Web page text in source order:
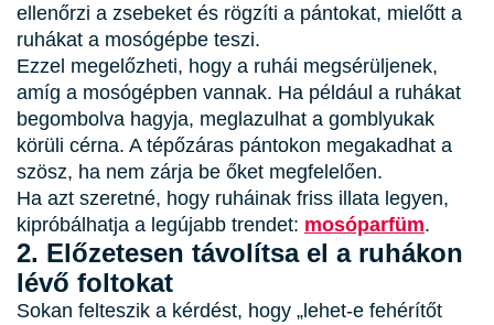
ellenőrzi a zsebeket és rögzíti a pántokat, mielőtt a
ruhákat a mosógépbe teszi.
Ezzel megelőzheti, hogy a ruhái megsérüljenek,
amíg a mosógépben vannak. Ha például a ruhákat
begombolva hagyja, meglazulhat a gomblyukak
körüli cérna. A tépőzáras pántokon megakadhat a
szösz, ha nem zárja be őket megfelelően.
Ha azt szeretné, hogy ruháinak friss illata legyen,
kipróbálhatja a legújabb trendet: mosóparfüm.
2. Előzetesen távolítsa el a ruhákon
lévő foltokat
Sokan felteszik a kérdést, hogy „lehet-e fehérítőt